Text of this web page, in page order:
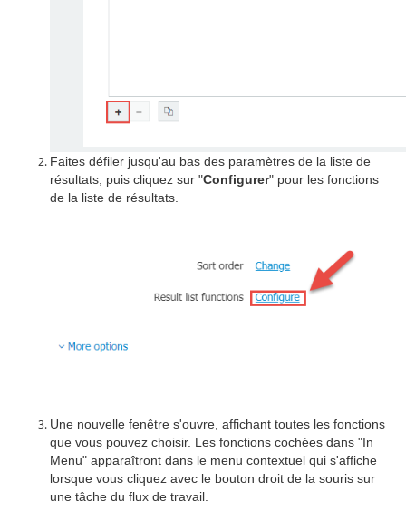
Faites défiler jusqu'au bas des paramètres de la liste de
résultats, puis cliquez sur "Configurer" pour les fonctions
de la liste de résultats.
Une nouvelle fenêtre s'ouvre, affichant toutes les fonctions
que vous pouvez choisir. Les fonctions cochées dans "In
Menu" apparaîtront dans le menu contextuel qui s'affiche
lorsque vous cliquez avec le bouton droit de la souris sur
une tâche du flux de travail.